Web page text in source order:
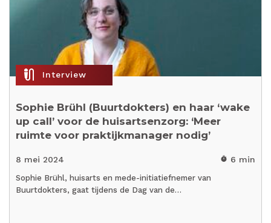
mic_external_on Interview
Sophie Brühl (Buurtdokters) en haar ‘wake
up call’ voor de huisartsenzorg: ‘Meer
ruimte voor praktijkmanager nodig’
8 mei 2024 timer 6 min
Sophie Brühl, huisarts en mede-initiatiefnemer van
Buurtdokters, gaat tijdens de Dag van de…